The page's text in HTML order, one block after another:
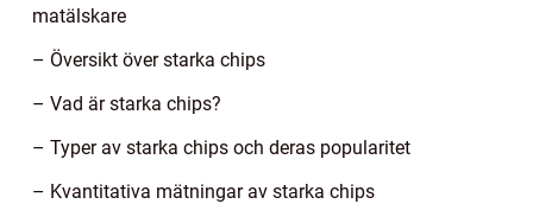
matälskare
– Översikt över starka chips
– Vad är starka chips?
– Typer av starka chips och deras popularitet
– Kvantitativa mätningar av starka chips